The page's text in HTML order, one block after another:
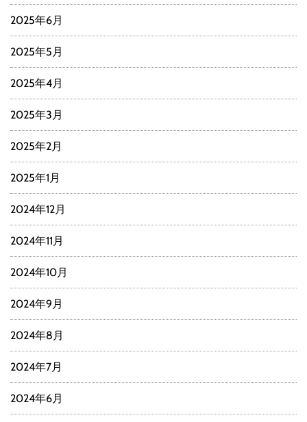
2025年6月
2025年5月
2025年4月
2025年3月
2025年2月
2025年1月
2024年12月
2024年11月
2024年10月
2024年9月
2024年8月
2024年7月
2024年6月